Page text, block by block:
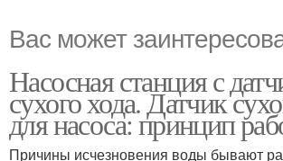
Вас может
Насосная станция с
сухого хода. Датчик
для насоса: принцип
Причины исчезновения воды бывают